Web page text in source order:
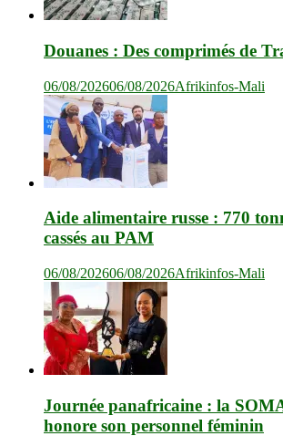
Douanes : Des comprimés de
06/08/202606/08/2026Afrikinfos-Mali
Aide alimentaire russe : 770
cassés au PAM
06/08/202606/08/2026Afrikinfos-Mali
Journée panafricaine : la
honore son personnel féminin